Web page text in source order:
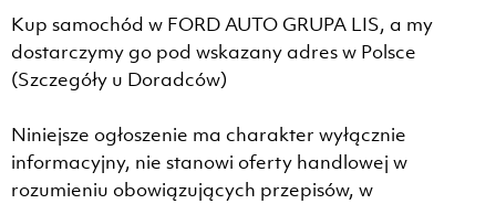
Kup samochód w FORD AUTO GRUPA LIS, a my
dostarczymy go pod wskazany adres w Polsce
(Szczegóły u Doradców)
Niniejsze ogłoszenie ma charakter wyłącznie
informacyjny, nie stanowi oferty handlowej w
rozumieniu obowiązujących przepisów, w